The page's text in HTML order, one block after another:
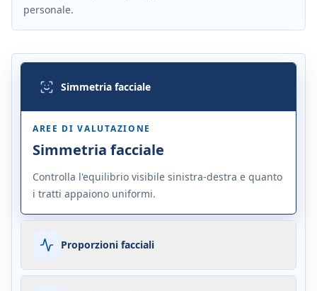
personale.
Simmetria facciale
AREE DI VALUTAZIONE
Simmetria facciale
Controlla l'equilibrio visibile sinistra-destra e quanto
i tratti appaiono uniformi.
Proporzioni facciali